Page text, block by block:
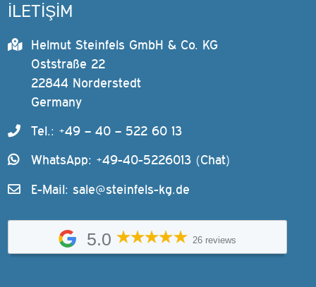
İLETİŞİM
Helmut Steinfels GmbH & Co. KG
Oststraße 22
22844 Norderstedt
Germany
Tel.: +49 – 40 – 522 60 13
WhatsApp: +49-40-5226013 (Chat)
E-Mail: sale@steinfels-kg.de
5.0 26 reviews